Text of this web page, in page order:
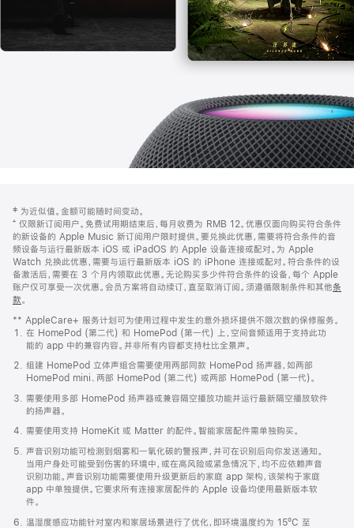
页
页
脚
注
‡ 为近似值。金额可能随时间变动。
⁺ 仅限新订阅用户。免费试用期结束后，每月收费为 RMB 12。优惠仅面向购买符合条件
的新设备的 Apple Music 新订阅用户限时提供。要兑换此优惠，需要将符合条件的音
频设备与运行最新版本 iOS 或 iPadOS 的 Apple 设备连接或配对。为 Apple
Watch 兑换此优惠，需要与运行最新版本 iOS 的 iPhone 连接或配对。符合条件的设
备激活后，需要在 3 个月内领取此优惠。无论购买多少件符合条件的设备，每个 Apple
账户仅可享受一次优惠。会员方案将自动续订，直至取消订阅。须遵循限制条件和其他条
款。
窗
口
中
打
开)
** AppleCare+ 服务计划可为使用过程中发生的意外损坏提供不限次数的保修服务。
在 HomePod (第二代) 和 HomePod (第一代) 上，空间音频适用于支持此功
能的 app 中的兼容内容。并非所有内容都支持杜比全景声。
组建 HomePod 立体声组合需要使用两部同款 HomePod 扬声器，如两部
HomePod mini、两部 HomePod (第二代) 或两部 HomePod (第一代)。
需要使用多部 HomePod 扬声器或兼容隔空播放功能并运行最新隔空播放软件
的扬声器。
需要使用支持 HomeKit 或 Matter 的配件。智能家居配件需单独购买。
声音识别功能可检测到烟雾和一氧化碳的警报声，并可在识别后向你发送通知。
当用户身处可能受到伤害的环境中，或在高风险或紧急情况下，均不应依赖声音
识别功能。声音识别功能需要使用升级更新后的家庭 app 架构，该架构于家庭
app 中单独提供。它要求所有连接家居配件的 Apple 设备均使用最新版本软
件。
温湿度感应功能针对室内和家居场景进行了优化，即环境温度约为 15ºC 至